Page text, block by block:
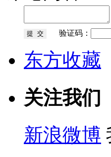
验证码：
东方收藏
关注我们
新浪微博